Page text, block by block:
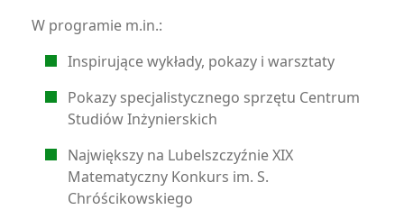
W programie m.in.:
Inspirujące wykłady, pokazy i warsztaty
Pokazy specjalistycznego sprzętu Centrum
Studiów Inżynierskich
Największy na Lubelszczyźnie XIX
Matematyczny Konkurs im. S.
Chróścikowskiego